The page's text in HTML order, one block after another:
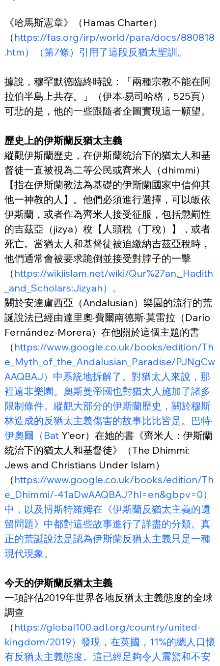
《哈馬斯憲章》（Hamas Charter）
（ https://fas.org/irp/world/para/docs/880818
.htm）（第7條）引用了這段反猶太聖訓。
據說，穆罕默德臨終時說：「兩種宗教不能在阿
拉伯半島上共存。」（伊本·易司哈格，525頁）
可悲的是，他的一些跟隨者企圖實現這一願望。
歷史上的伊斯蘭反猶太主義
縱觀伊斯蘭歷史，在伊斯蘭統治下的猶太人和基
督徒一直被視為二等公民或齊米人（dhimmi）
【指在伊斯蘭教法為基礎的伊斯蘭國家中信仰其
他一神教的人】。他們必須進行選擇，可以皈依
伊斯蘭，或者作為齊米人接受征服，包括懲罰性
的吉茲亞（jizya）稅【人頭稅（丁稅）】，或者
死亡。當猶太人和基督徒被迫繳納吉茲亞稅時，
他們通常會被要求跪倒並接受對脖子的一擊
（ https://wikiislam.net/wiki/Qur%27an,_Hadith
_and_Scholars:Jizyah）。
關於安達盧西亞（Andalusian）樂園的流行的荒
誕說法已經由達里奧·費爾南德斯·莫雷拉（Darío
Fernández-Morera）在他關於這個主題的書
（ https://www.google.co.uk/books/edition/Th
e_Myth_of_the_Andalusian_Paradise/PJNgCw
AAQBAJ）中系統地拆解了。對猶太人來說，那
裡遠非樂園。奧斯曼帝國也對猶太人施加了諸多
限制條件。縱觀大部分的伊斯蘭歷史，關於穆斯
林造成的反猶太主義傷害的故事比比皆是。巴特·
伊奧爾（Bat Y’eor）在她的書《齊米人：伊斯蘭
統治下的猶太人和基督徒》（The Dhimmi:
Jews and Christians Under Islam）
（ https://www.google.co.uk/books/edition/Th
e_Dhimmi/-41aDwAAQBAJ?hl=en&gbpv=0）
中，以及博斯特羅姆在《伊斯蘭反猶太主義的遺
留問題》中都對這些故事進行了詳盡的分類。真
正的荒誕說法是認為伊斯蘭反猶太主義只是一種
現代現象。
今天的伊斯蘭反猶太主義
一項評估2019年世界各地反猶太主義態度的全球
調查
（ https://global100.adl.org/country/united-
kingdom/2019）發現，在英國，11%的總人口懷
有反猶太主義態度。這已經足夠令人震驚和不安